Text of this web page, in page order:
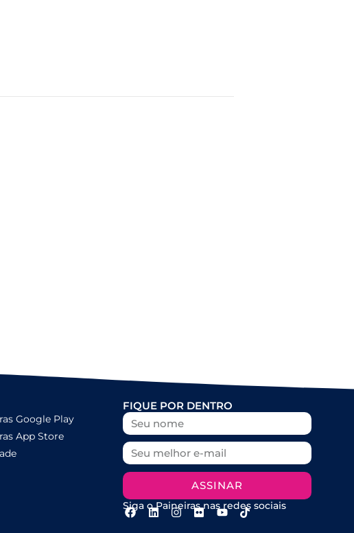
Google Play
App Store
FIQUE POR DENTRO
ASSINAR
Siga o Paineiras nas redes sociais